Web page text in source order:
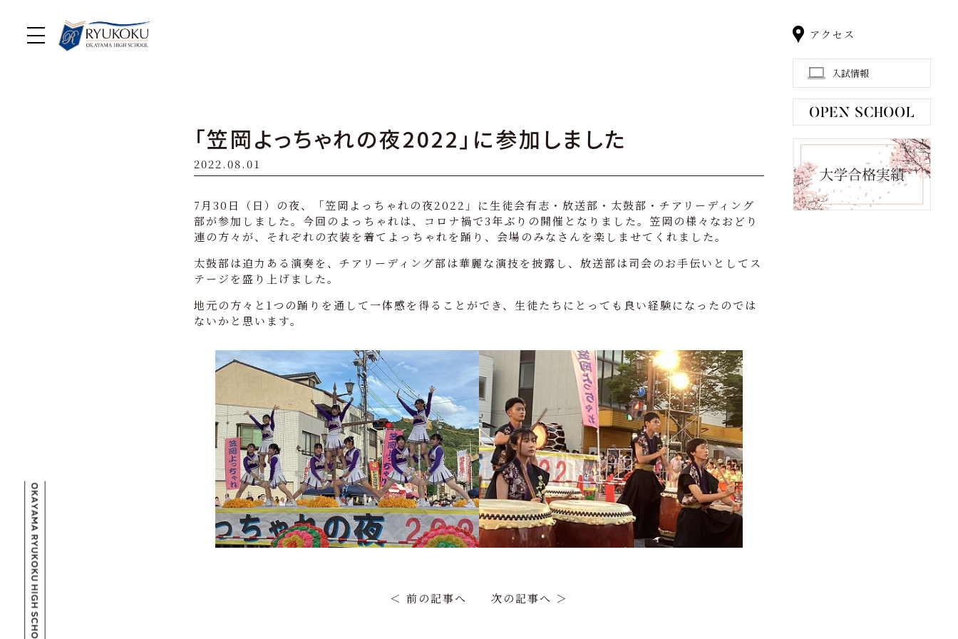
アクセス
入試情報
「笠岡よっちゃれの夜2022」に参加しました
2022.08.01
7月30日（日）の夜、「笠岡よっちゃれの夜2022」に生徒会有志・放送部・太鼓部・チアリーディング
部が参加しました。今回のよっちゃれは、コロナ禍で3年ぶりの開催となりました。笠岡の様々なおどり
連の方々が、それぞれの衣装を着てよっちゃれを踊り、会場のみなさんを楽しませてくれました。
太鼓部は迫力ある演奏を、チアリーディング部は華麗な演技を披露し、放送部は司会のお手伝いとしてス
テージを盛り上げました。
地元の方々と1つの踊りを通して一体感を得ることができ、生徒たちにとっても良い経験になったのでは
ないかと思います。
＜ 前の記事へ 次の記事へ ＞